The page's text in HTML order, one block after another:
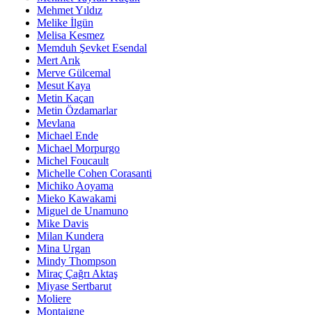
Mehmet Yıldız
Melike İlgün
Melisa Kesmez
Memduh Şevket Esendal
Mert Arık
Merve Gülcemal
Mesut Kaya
Metin Kaçan
Metin Özdamarlar
Mevlana
Michael Ende
Michael Morpurgo
Michel Foucault
Michelle Cohen Corasanti
Michiko Aoyama
Mieko Kawakami
Miguel de Unamuno
Mike Davis
Milan Kundera
Mina Urgan
Mindy Thompson
Miraç Çağrı Aktaş
Miyase Sertbarut
Moliere
Montaigne